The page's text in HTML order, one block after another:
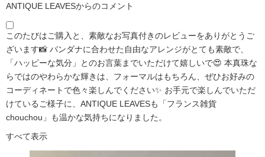
ANTIQUE LEAVESからのコメント
このたびはご購入と、素敵なお写真付きのレビューをありがとうご
ざいます📸 バンダナに合わせた自由なアレンジがとても素敵で、
「ハッピーな気分」とのお言葉までいただけて嬉しいで😍 本真珠な
らではのやわらかな輝きは、フォーマルはもちろん、ぜひお好みの
コーディネートで色々楽しんでください✨ お手元で楽しんでいただ
けているご様子に、ANTIQUE LEAVESも「フランス雑貨
chouchou」も温かな気持ちになりました。
すべて表示